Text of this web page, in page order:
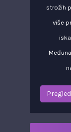
strožih
više